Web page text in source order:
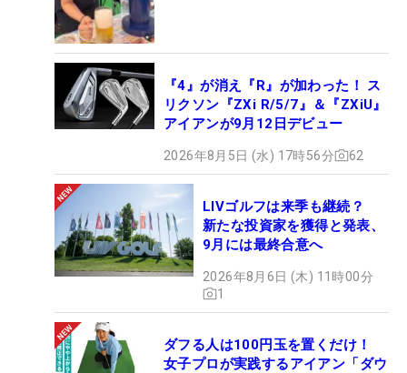
『4』が消え『R』が加わった！ ス
リクソン『ZXi R/5/7』＆『ZXiU』
アイアンが9月12日デビュー
2026年8月5日 (水) 17時56分 62
LIVゴルフは来季も継続？
新たな投資家を獲得と発表、
9月には最終合意へ
2026年8月6日 (木) 11時00分
1
ダフる人は100円玉を置くだけ！
女子プロが実践するアイアン「ダウ